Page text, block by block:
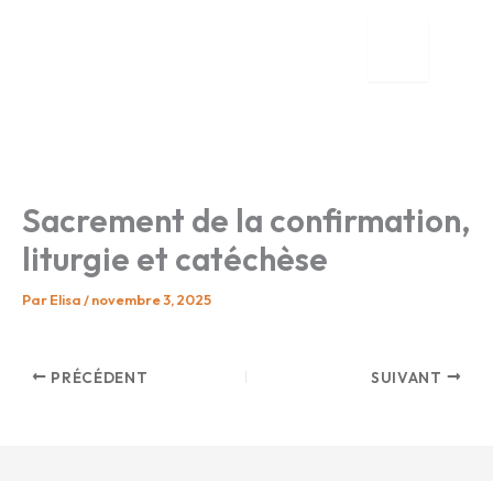
Sacrement de la confirmation,
liturgie et catéchèse
ParElisa /novembre 3, 2025
PRÉCÉDENT SUIVANT